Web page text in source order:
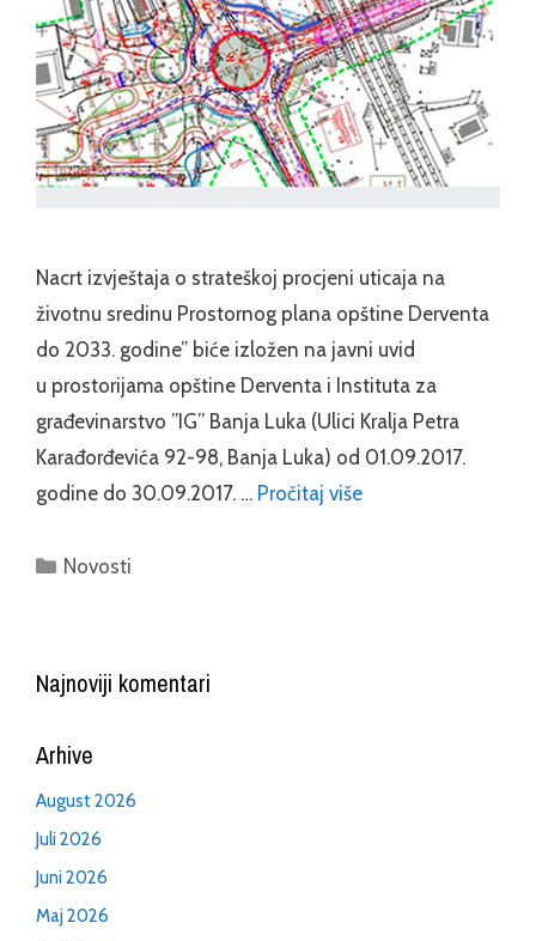
Nacrt izvještaja o strateškoj procjeni uticaja na
životnu sredinu Prostornog plana opštine Derventa
do 2033. godine” biće izložen na javni uvid
u prostorijama opštine Derventa i Instituta za
građevinarstvo ”IG” Banja Luka (Ulici Kralja Petra
Karađorđevića 92-98, Banja Luka) od 01.09.2017.
godine do 30.09.2017. … Pročitaj više
Categories
Novosti
Najnoviji komentari
Arhive
August 2026
Juli 2026
Juni 2026
Maj 2026